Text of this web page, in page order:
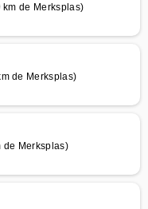
km de Merksplas)
de Merksplas)
de Merksplas)